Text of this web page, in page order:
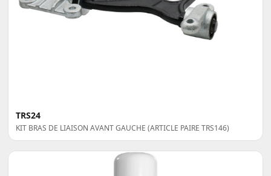
TRS24
KIT BRAS DE LIAISON AVANT GAUCHE (ARTICLE PAIRE TRS146)